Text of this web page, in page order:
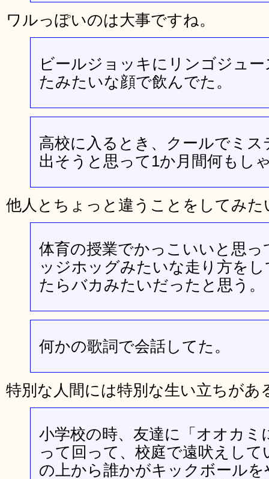
ワルっぽいのは大事ですね。
ビールジョッキにリンゴジュ
たみたいな顔で飲んでた。
高校に入るとき、クールでミ
出そうと思って1か月間何もし
他人とちょっと違うことをしてみた
体育の授業でかっこいいと思
ッジホッグみたいな走り方を
たらバカみたいだったと思う。
何かの歌詞で会話してた。
特別な人間には特別な生い立ちが
小学校の時、友達に「オオカミ
って回って、校庭で遠吠えし
の上から誰かがキックボール